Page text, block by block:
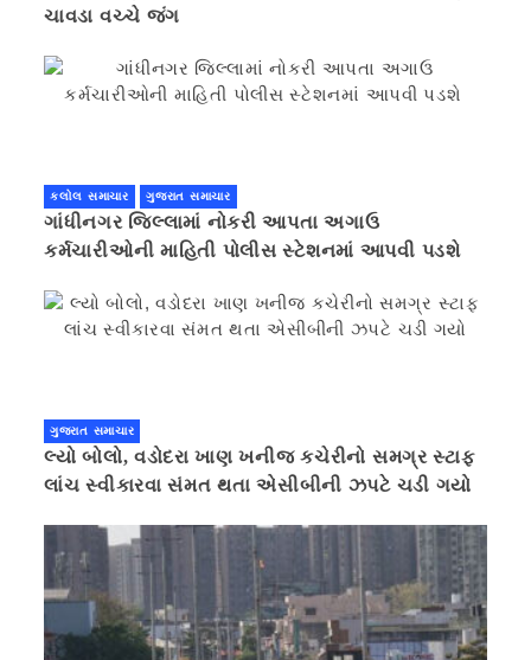
ચાવડા વચ્ચે જંગ
કલોલ સમાચાર ગુજરાત સમાચાર
ગાંધીનગર જિલ્લામાં નોકરી આપતા અગાઉ
કર્મચારીઓની માહિતી પોલીસ સ્ટેશનમાં આપવી પડશે
ગુજરાત સમાચાર
લ્યો બોલો, વડોદરા ખાણ ખનીજ કચેરીનો સમગ્ર સ્ટાફ
લાંચ સ્વીકારવા સંમત થતા એસીબીની ઝપટે ચડી ગયો